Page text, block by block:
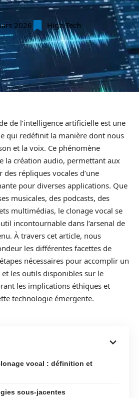
2026 High-Tech
de l’intelligence artificielle est une
qui redéfinit la manière dont nous
et la voix. Ce phénomène
la création audio, permettant aux
répliques vocales d’une
pour diverses applications. Que
musicales, des podcasts, des
multimédias, le clonage vocal se
incontournable dans l’arsenal de
À travers cet article, nous
les différentes facettes de
nécessaires pour accomplir un
les outils disponibles sur le
les implications éthiques et
technologie émergente.
vocal : définition et
sous-jacentes